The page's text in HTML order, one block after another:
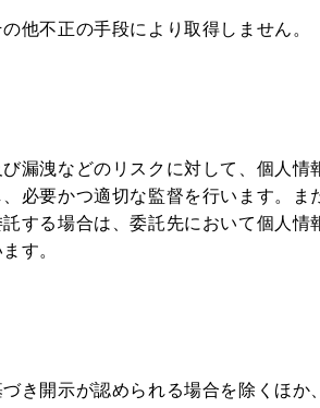
他不正の手段により取得しません。
漏洩などのリスクに対して、個人情
必要かつ適切な監督を行います。ま
する場合は、委託先において個人情
す。
き開示が認められる場合を除くほか